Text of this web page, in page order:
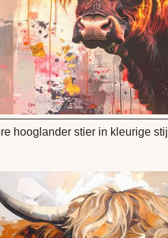
hooglander stier in kleurige stijl